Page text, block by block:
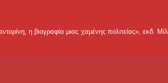
η βιογραφία μιας χαμένης πολιτείας», εκδ.